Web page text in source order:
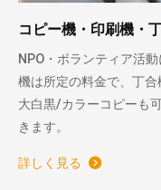
コピー機・印刷機・
NPO・ボランティア活
機は所定の料金で、丁
大白黒/カラーコピーも
きます。
詳しく見る